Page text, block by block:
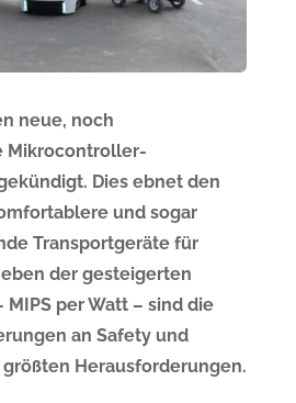
neue, noch
Mikrocontroller-
Dies ebnet den
und sogar
Transportgeräte für
der gesteigerten
per Watt – sind die
an Safety und
Herausforderungen.